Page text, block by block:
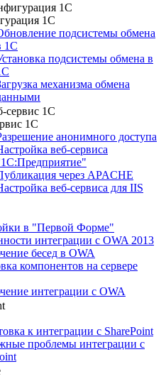
1С
1С
подсистемы обмена
1С
подсистемы обмена в
механизма обмена
сервис 1С
1С
анонимного доступа
веб-сервиса
через APACHE
веб-сервиса для IIS
в "Первой Форме"
интеграции с OWA 2013
бесед в OWA
компонентов на сервере
интеграции с OWA
к интеграции с SharePoint
проблемы интеграции с